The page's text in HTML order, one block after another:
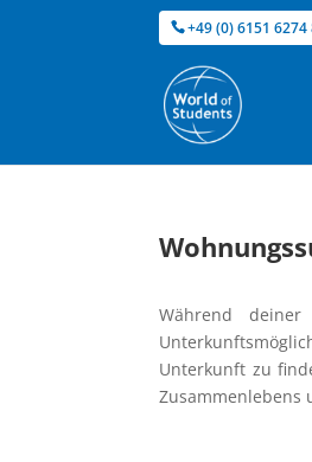
+49 (0) 6151 6274
Während
Unterkunft zu
Zusammenlebens